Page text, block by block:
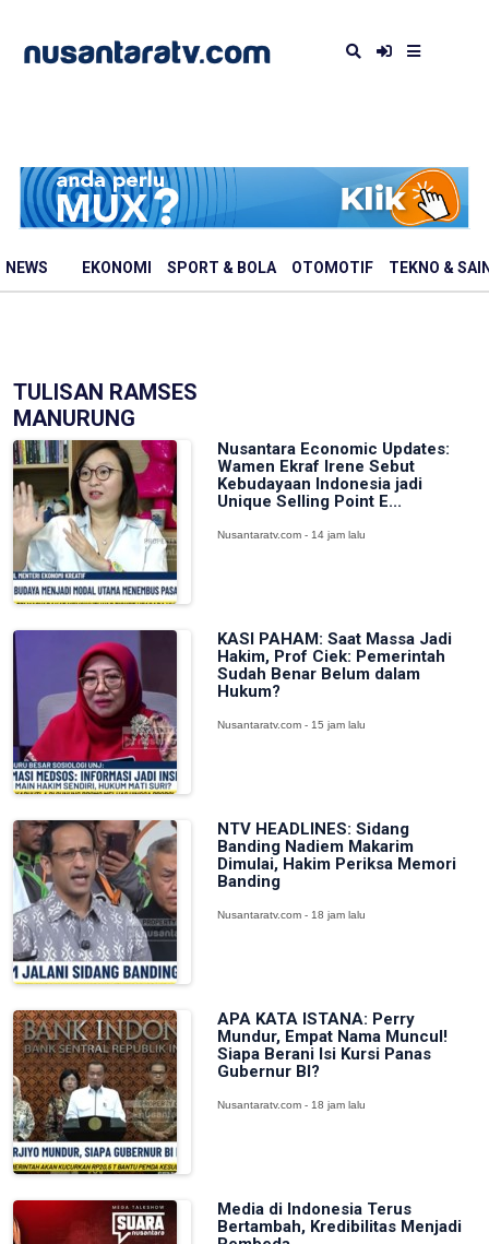
NEWS EKONOMI SPORT & BOLA OTOMOTIF TEKNO &
TULISAN RAMSES
MANURUNG
Nusantara Economic Updates:
Wamen Ekraf Irene Sebut
Kebudayaan Indonesia jadi
Unique Selling Point E...
Nusantaratv.com - 14 jam lalu
KASI PAHAM: Saat Massa Jadi
Hakim, Prof Ciek: Pemerintah
Sudah Benar Belum dalam
Hukum?
Nusantaratv.com - 15 jam lalu
NTV HEADLINES: Sidang
Banding Nadiem Makarim
Dimulai, Hakim Periksa Memori
Banding
Nusantaratv.com - 18 jam lalu
APA KATA ISTANA: Perry
Mundur, Empat Nama Muncul!
Siapa Berani Isi Kursi Panas
Gubernur BI?
Nusantaratv.com - 18 jam lalu
Media di Indonesia Terus
Bertambah, Kredibilitas Menjadi